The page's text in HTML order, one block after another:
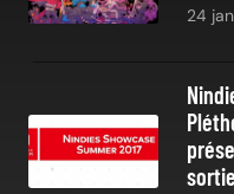
24
sortie